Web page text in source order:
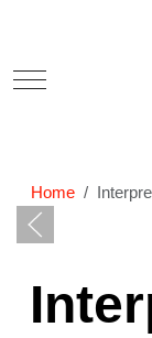
Mobile Menu
Home